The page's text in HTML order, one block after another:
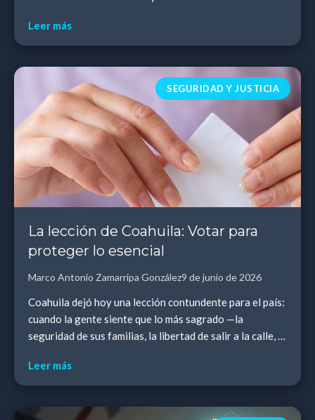
Leer más
SEGURIDAD Y JUSTICIA
La lección de Coahuila: Votar para
proteger lo esencial
Marco Antonio Zamarripa González9 de junio de 2026
Coahuila dejó hoy una lección contundente para el país:
cuando la gente siente que lo más sagrado —la
seguridad de sus familias, la libertad de salir a la calle, la
Leer más